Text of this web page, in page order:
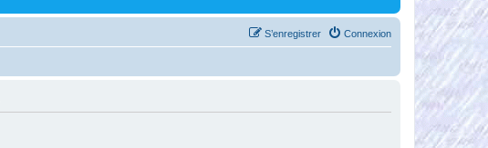
Connexion
S’enregistrer